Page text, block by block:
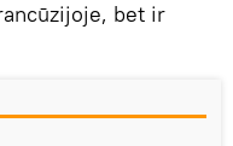
bet ir